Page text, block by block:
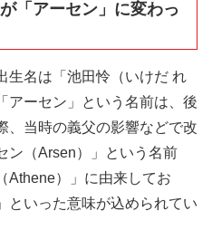
「アーセン」に変わっ
生名は「池田怜（いけだ れ
アーセン」という名前は、後
、当時の義父の影響などで改
ン（Arsen）」という名前
Athene）」に由来してお
といった意味が込められてい